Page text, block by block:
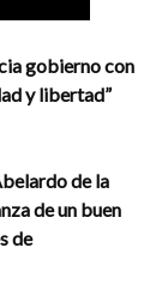
gobierno con
y libertad”
de la
de un buen
de